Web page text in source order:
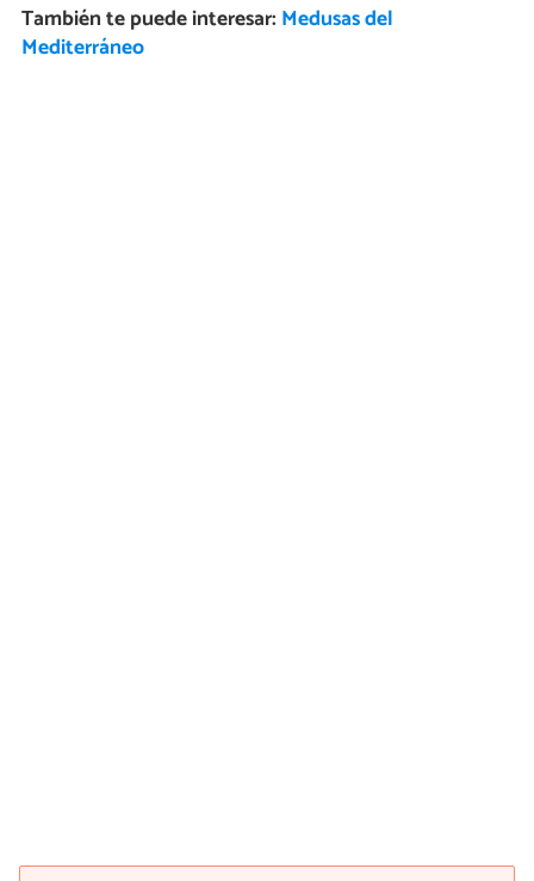
También te puede interesar: Medusas del
Mediterráneo